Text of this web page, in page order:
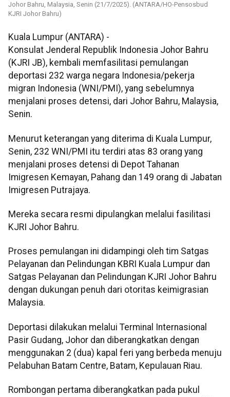
Johor Bahru, Malaysia, Senin (21/7/2025). (ANTARA/HO-Pensosbud
KJRI Johor Bahru)
Kuala Lumpur (ANTARA) -
Konsulat Jenderal Republik Indonesia Johor Bahru
(KJRI JB), kembali memfasilitasi pemulangan
deportasi 232 warga negara Indonesia/pekerja
migran Indonesia (WNI/PMI), yang sebelumnya
menjalani proses detensi, dari Johor Bahru, Malaysia,
Senin.
Menurut keterangan yang diterima di Kuala Lumpur,
Senin, 232 WNI/PMI itu terdiri atas 83 orang yang
menjalani proses detensi di Depot Tahanan
Imigresen Kemayan, Pahang dan 149 orang di Jabatan
Imigresen Putrajaya.
Mereka secara resmi dipulangkan melalui fasilitasi
KJRI Johor Bahru.
Proses pemulangan ini didampingi oleh tim Satgas
Pelayanan dan Pelindungan KBRI Kuala Lumpur dan
Satgas Pelayanan dan Pelindungan KJRI Johor Bahru
dengan dukungan penuh dari otoritas keimigrasian
Malaysia.
Deportasi dilakukan melalui Terminal Internasional
Pasir Gudang, Johor dan diberangkatkan dengan
menggunakan 2 (dua) kapal feri yang berbeda menuju
Pelabuhan Batam Centre, Batam, Kepulauan Riau.
Rombongan pertama diberangkatkan pada pukul